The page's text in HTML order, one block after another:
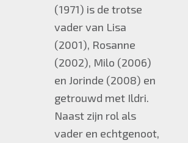
(1971) is de trotse
vader van Lisa
(2001), Rosanne
(2002), Milo (2006)
en Jorinde (2008) en
getrouwd met Ildri.
Naast zijn rol als
vader en echtgenoot,